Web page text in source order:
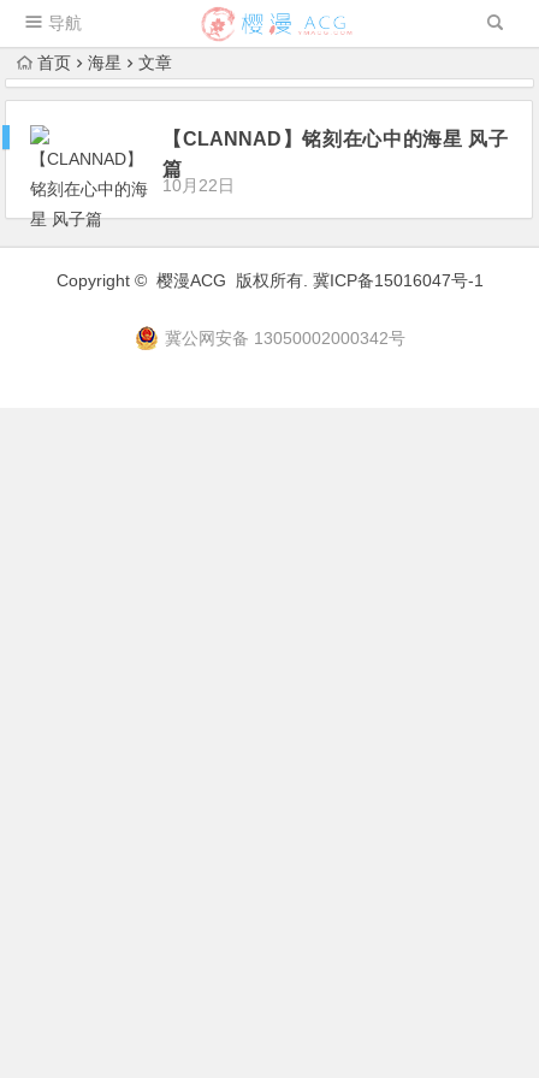
导航
首页 海星 文章
【CLANNAD】铭刻在心中的海星 风子
篇
10月22日
Copyright © 樱漫ACG 版权所有. 冀ICP备15016047号-1
冀公网安备 13050002000342号